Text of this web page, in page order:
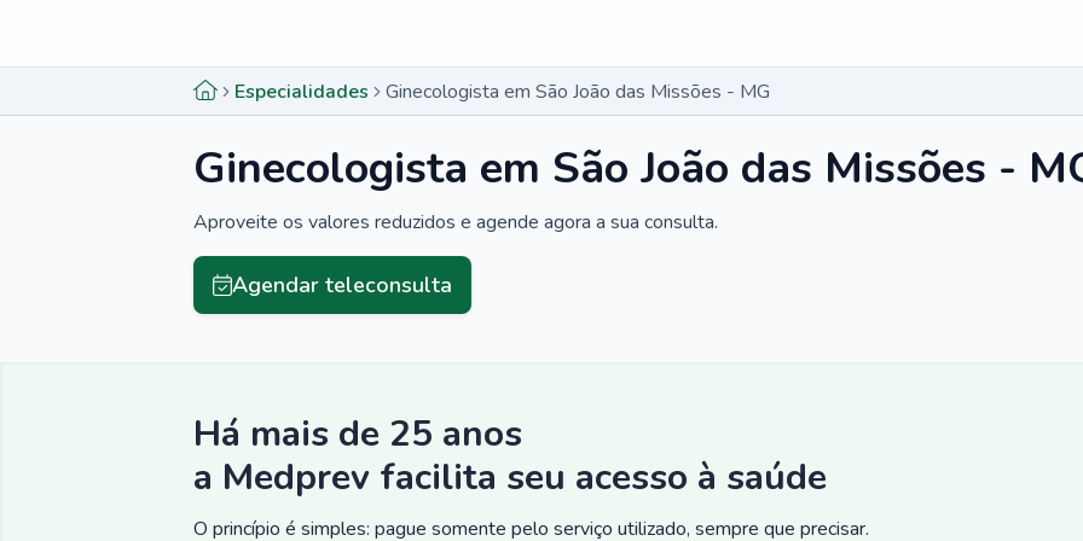
Especialidades Ginecologista em São João das Missões - MG
Ginecologista em São João das Missões -
Aproveite os valores reduzidos e agende agora a sua consulta.
Agendar teleconsulta
Há mais de 25 anos
a Medprev facilita seu acesso à saúde
O princípio é simples: pague somente pelo serviço utilizado, sempre que precisar.